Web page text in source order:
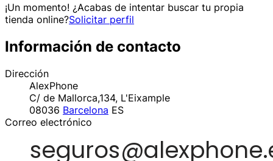
¡Un momento! ¿Acabas de intentar buscar tu propia
tienda online?Solicitar perfil
Información de contacto
Dirección
AlexPhone
C/ de Mallorca,134, L'Eixample
08036 Barcelona ES
Correo electrónico